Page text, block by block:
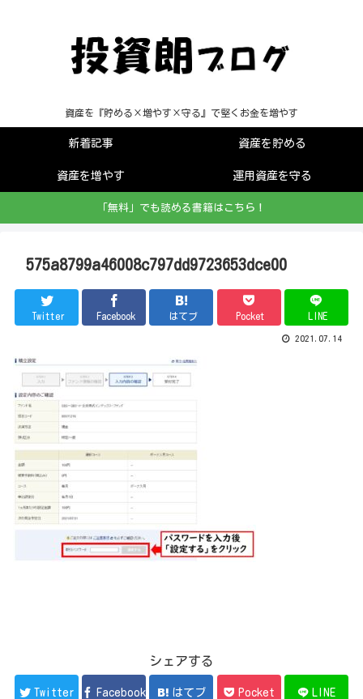
資産を『貯める×増やす×守る』で堅くお金を増やす
新着記事 資産を貯める
資産を増やす 運用資産を守る
「無料」でも読める書籍はこちら！
575a8799a46008c797dd9723653dce00
Twitter Facebook はてブ Pocket LINE
2021.07.14
シェアする
Twitter Facebook はてブ Pocket LINE